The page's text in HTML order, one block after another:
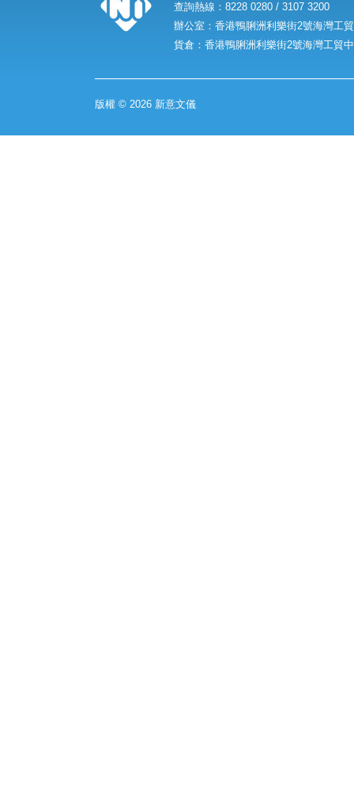
查詢熱線：8228 0280 / 3107 3200
辦公室：香港鴨脷洲利樂街2號海灣工
貨倉：香港鴨脷洲利樂街2號海灣工貿
版權 © 2026 新意文儀